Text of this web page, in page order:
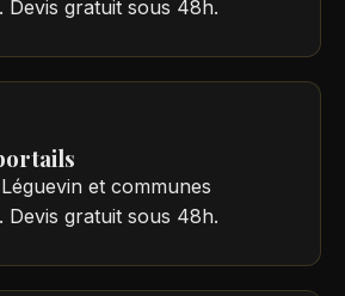
Devis gratuit sous 48h.
et communes
Devis gratuit sous 48h.